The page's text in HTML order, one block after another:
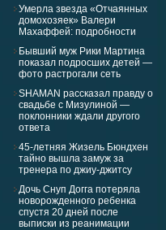
Умерла звезда «Отчаянных
домохозяек» Валери
Махаффей: подробности
Бывший муж Рики Мартина
показал подросших детей —
фото растрогали сеть
SHAMAN рассказал правду о
свадьбе с Мизулиной —
поклонники ждали другого
ответа
45-летняя Жизель Бюндхен
тайно вышла замуж за
тренера по джиу-джитсу
Дочь Снуп Догга потеряла
новорожденного ребенка
спустя 20 дней после
выписки из реанимации